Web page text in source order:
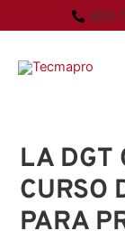
al
955
LA DGT
CURSO
PARA
c
o
s